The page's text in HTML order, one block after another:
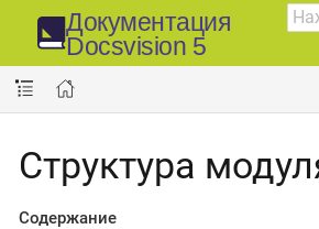
Документация
Docsvision 5
Структура
Содержание